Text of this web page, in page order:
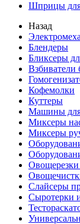
Шприцы для
Назад
Блендеры
Бликсеры
Взбиватели
Кофемолки
Куттеры
Машины для
Миксеры
Миксеры
Слайсеры
Сыротерки